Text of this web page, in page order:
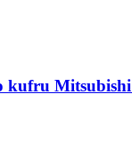
kufru